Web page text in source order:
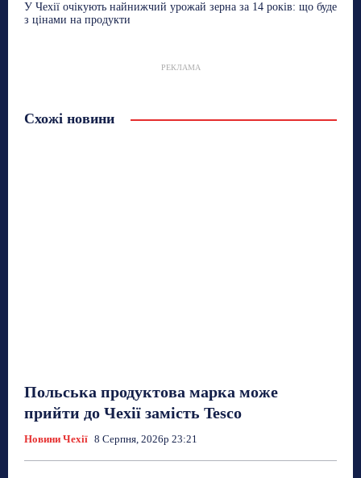
У Чехії очікують найнижчий урожай зерна за 14 років: що буде
з цінами на продукти
РЕКЛАМА
Схожі новини
Польська продуктова марка може
прийти до Чехії замість Tesco
Новини Чехії 8 Серпня, 2026р 23:21